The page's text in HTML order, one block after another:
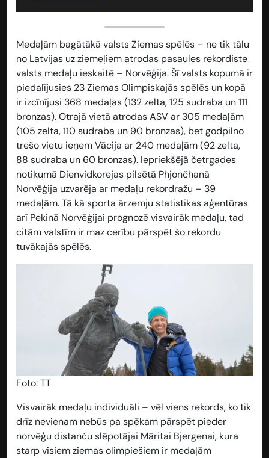
Medaļām bagātākā valsts Ziemas spēlēs – ne tik tālu
no Latvijas uz ziemeļiem atrodas pasaules rekordiste
valsts medaļu ieskaitē – Norvēģija. Šī valsts kopumā ir
piedalījusies 23 Ziemas Olimpiskajās spēlēs un kopā
ir izcīnījusi 368 medaļas (132 zelta, 125 sudraba un 111
bronzas). Otrajā vietā atrodas ASV ar 305 medaļām
(105 zelta, 110 sudraba un 90 bronzas), bet godpilno
trešo vietu ieņem Vācija ar 240 medaļām (92 zelta,
88 sudraba un 60 bronzas). Iepriekšējā četrgades
notikumā Dienvidkorejas pilsētā Phjončhanā
Norvēģija uzvarēja ar medaļu rekordražu – 39
medaļām. Tā kā sporta ārzemju statistikas aģentūras
arī Pekinā Norvēģijai prognozē visvairāk medaļu, tad
citām valstīm ir maz cerību pārspēt šo rekordu
tuvākajās spēlēs.
Foto: TT
Visvairāk medaļu individuāli – vēl viens rekords, ko tik
drīz nevienam nebūs pa spēkam pārspēt pieder
norvēģu distanču slēpotājai Māritai Bjergenai, kura
starp visiem ziemas olimpiešiem ir medaļām